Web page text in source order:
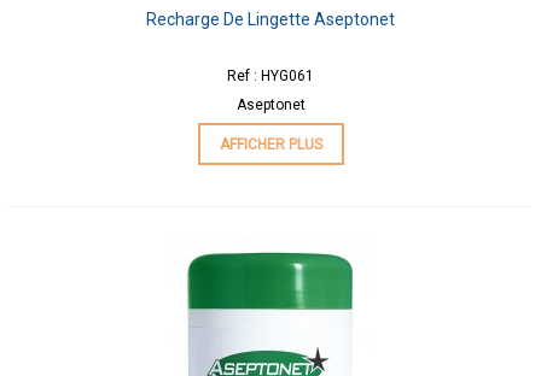
Recharge De Lingette Aseptonet
Ref : HYG061
Aseptonet
AFFICHER PLUS